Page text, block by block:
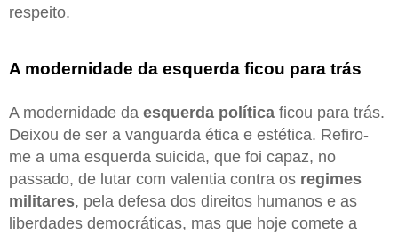
respeito.
A modernidade da esquerda ficou para trás
A modernidade da esquerda política ficou para trás.
Deixou de ser a vanguarda ética e estética. Refiro-
me a uma esquerda suicida, que foi capaz, no
passado, de lutar com valentia contra os regimes
militares, pela defesa dos direitos humanos e as
liberdades democráticas, mas que hoje comete a